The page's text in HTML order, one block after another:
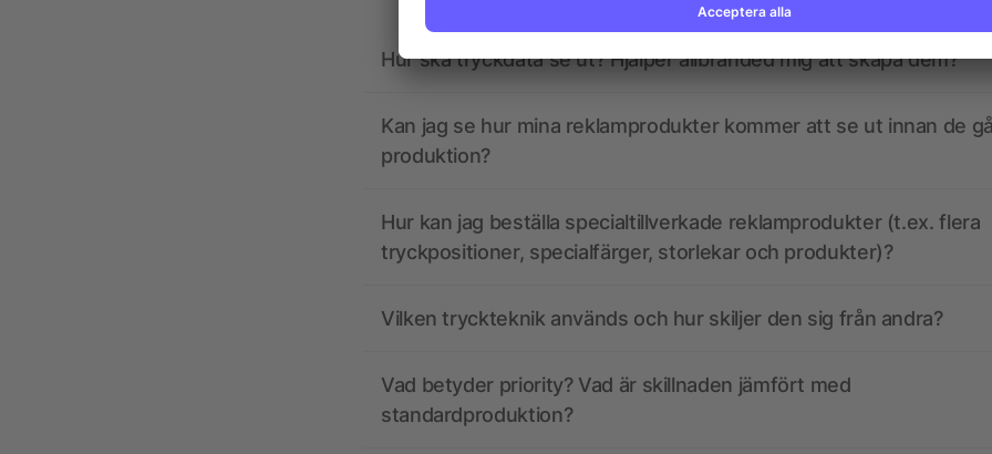
Hur ska tryckdata se ut? Hjälper allbranded mig att skapa dem?
Kan jag se hur mina reklamprodukter kommer att se ut innan de
produktion?
Hur kan jag beställa specialtillverkade reklamprodukter (t.ex. flera
tryckpositioner, specialfärger, storlekar och produkter)?
Vilken tryckteknik används och hur skiljer den sig från andra?
Vad betyder priority? Vad är skillnaden jämfört med
standardproduktion?